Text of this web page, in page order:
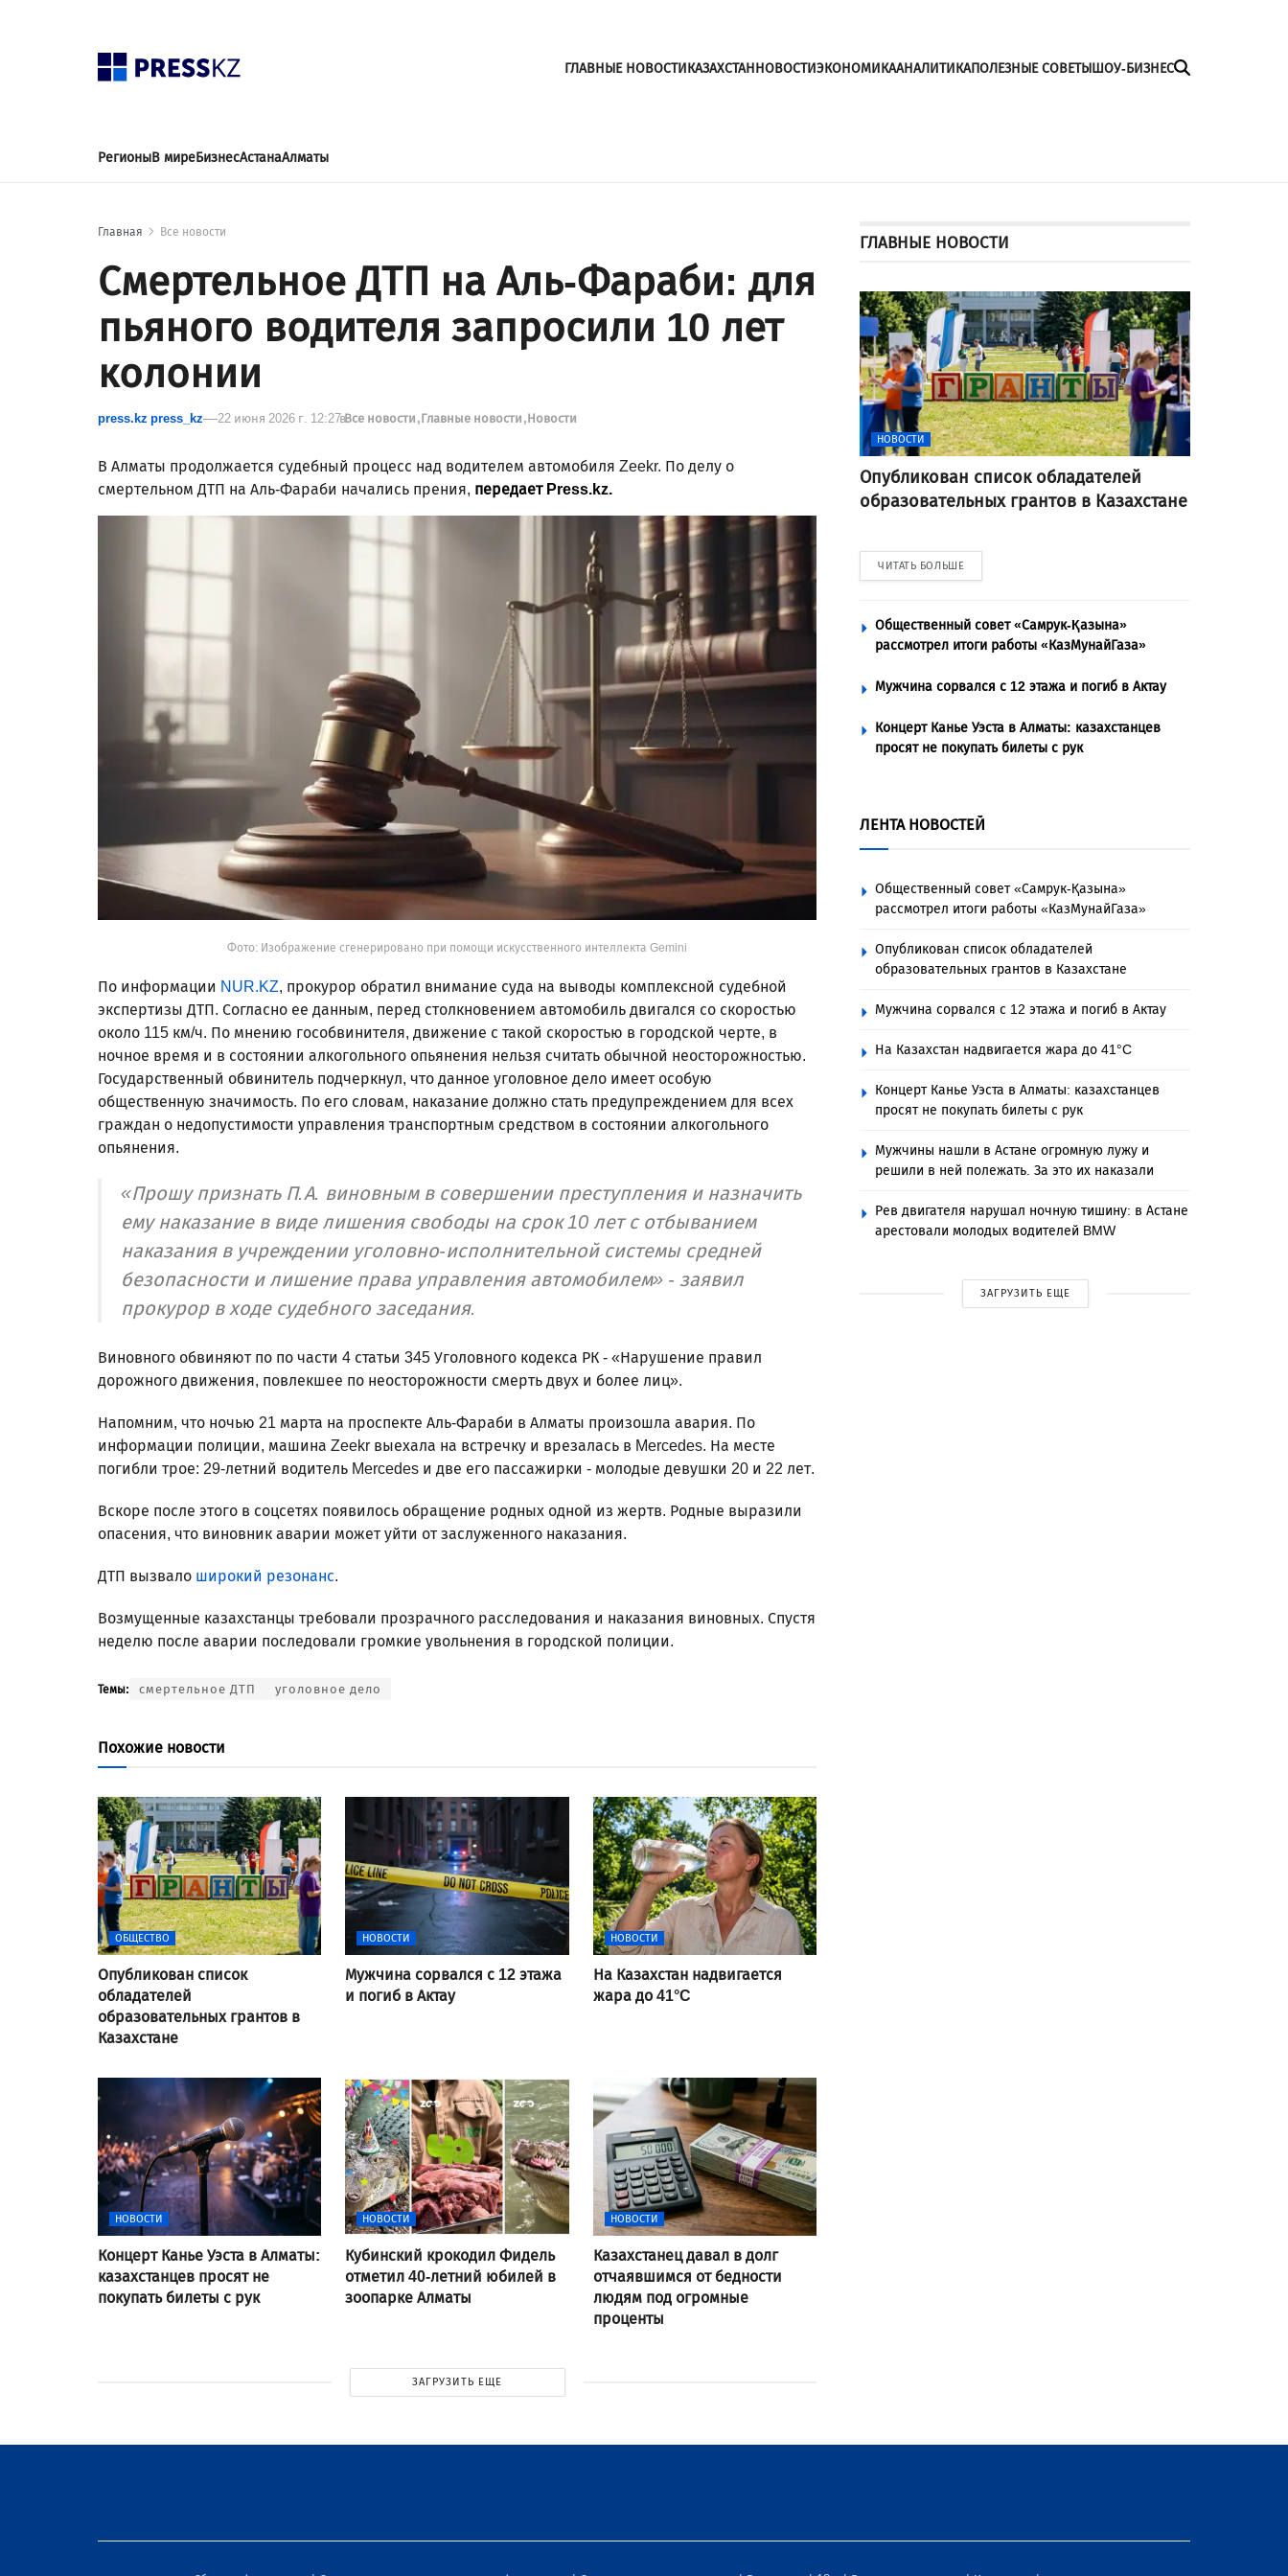
ГЛАВНЫЕ НОВОСТИКАЗАХСТАННОВОСТИЭКОНОМИКААНАЛИТИКАПОЛЕЗНЫЕ СОВЕТЫШОУ-БИЗНЕС
РегионыВ миреБизнесАстанаАлматы
Главная Все новости
Смертельное ДТП на Аль-Фараби: для
пьяного водителя запросили 10 лет
колонии
press.kz press_kz 22 июня 2026 г. 12:27вВсе новости Главные новости Новости
В Алматы продолжается судебный процесс над водителем автомобиля Zeekr. По делу о
смертельном ДТП на Аль-Фараби начались прения, передает Press.kz.
Фото: Изображение сгенерировано при помощи искусственного интеллекта Gemini
По информации NUR.KZ, прокурор обратил внимание суда на выводы комплексной судебной
экспертизы ДТП. Согласно ее данным, перед столкновением автомобиль двигался со скоростью
около 115 км/ч. По мнению гособвинителя, движение с такой скоростью в городской черте, в
ночное время и в состоянии алкогольного опьянения нельзя считать обычной неосторожностью.
Государственный обвинитель подчеркнул, что данное уголовное дело имеет особую
общественную значимость. По его словам, наказание должно стать предупреждением для всех
граждан о недопустимости управления транспортным средством в состоянии алкогольного
опьянения.
«Прошу признать П.А. виновным в совершении преступления и назначить
ему наказание в виде лишения свободы на срок 10 лет с отбыванием
наказания в учреждении уголовно-исполнительной системы средней
безопасности и лишение права управления автомобилем» - заявил
прокурор в ходе судебного заседания.
Виновного обвиняют по по части 4 статьи 345 Уголовного кодекса РК - «Нарушение правил
дорожного движения, повлекшее по неосторожности смерть двух и более лиц».
Напомним, что ночью 21 марта на проспекте Аль-Фараби в Алматы произошла авария. По
информации полиции, машина Zeekr выехала на встречку и врезалась в Mercedes. На месте
погибли трое: 29-летний водитель Mercedes и две его пассажирки - молодые девушки 20 и 22 лет.
Вскоре после этого в соцсетях появилось обращение родных одной из жертв. Родные выразили
опасения, что виновник аварии может уйти от заслуженного наказания.
ДТП вызвало широкий резонанс.
Возмущенные казахстанцы требовали прозрачного расследования и наказания виновных. Спустя
неделю после аварии последовали громкие увольнения в городской полиции.
Темы: смертельное ДТП уголовное дело
Похожие новости
ОБЩЕСТВО
Опубликован список
обладателей
образовательных грантов в
Казахстане
НОВОСТИ
Мужчина сорвался с 12 этажа
и погиб в Актау
НОВОСТИ
На Казахстан надвигается
жара до 41°C
НОВОСТИ
Концерт Канье Уэста в Алматы:
казахстанцев просят не
покупать билеты с рук
НОВОСТИ
Кубинский крокодил Фидель
отметил 40-летний юбилей в
зоопарке Алматы
НОВОСТИ
Казахстанец давал в долг
отчаявшимся от бедности
людям под огромные
проценты
ЗАГРУЗИТЬ ЕЩЕ
ГЛАВНЫЕ НОВОСТИ
НОВОСТИ
Опубликован список обладателей
образовательных грантов в Казахстане
ЧИТАТЬ БОЛЬШЕ
Общественный совет «Самрук-Қазына»
рассмотрел итоги работы «КазМунайГаза»
Мужчина сорвался с 12 этажа и погиб в Актау
Концерт Канье Уэста в Алматы: казахстанцев
просят не покупать билеты с рук
ЛЕНТА НОВОСТЕЙ
Общественный совет «Самрук-Қазына»
рассмотрел итоги работы «КазМунайГаза»
Опубликован список обладателей
образовательных грантов в Казахстане
Мужчина сорвался с 12 этажа и погиб в Актау
На Казахстан надвигается жара до 41°C
Концерт Канье Уэста в Алматы: казахстанцев
просят не покупать билеты с рук
Мужчины нашли в Астане огромную лужу и
решили в ней полежать. За это их наказали
Рев двигателя нарушал ночную тишину: в Астане
арестовали молодых водителей BMW
ЗАГРУЗИТЬ ЕЩЕ